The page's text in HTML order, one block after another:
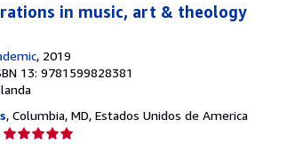
in music, art & theology
, 2019
13: 9781599828381
, Columbia, MD, Estados Unidos de America
Calificación